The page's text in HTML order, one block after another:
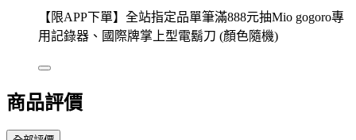
【限APP下單】全站指定品單筆滿888元抽Mio gogoro專
用記錄器、國際牌掌上型電鬍刀 (顏色隨機)
商品評價